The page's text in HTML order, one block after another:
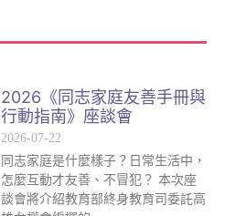
2026《同志家庭友善手冊與
行動指南》座談會
2026-07-22
同志家庭是什麼樣子？日常生活中，
怎麼互動才友善、不冒犯？ 本次座
談會將介紹教育部終身教育司委託高